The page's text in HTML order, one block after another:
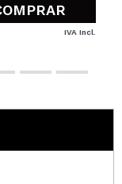
IVA Incl.